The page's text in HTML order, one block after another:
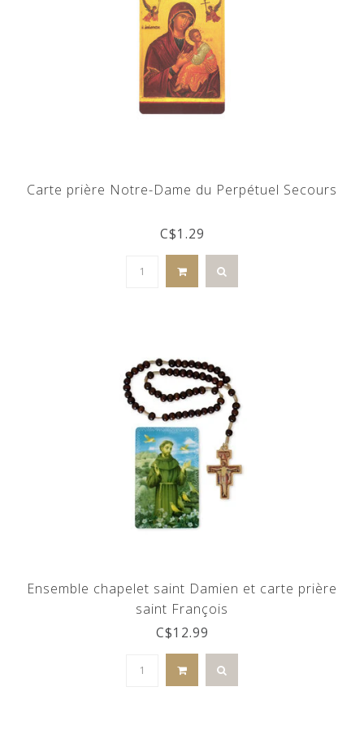
Carte prière Notre-Dame du Perpétuel Secours
C$1.29
Ensemble chapelet saint Damien et carte prière
saint François
C$12.99